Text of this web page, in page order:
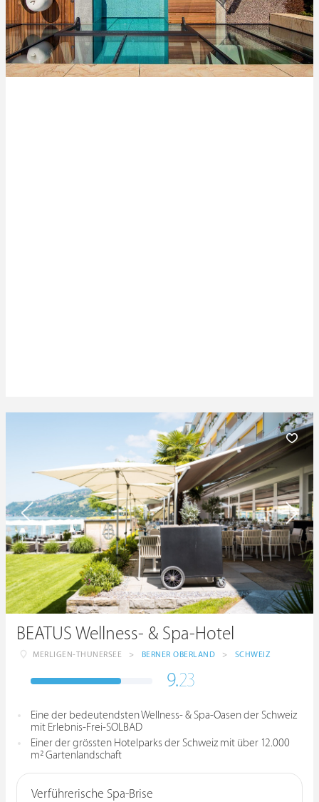
BEATUS Wellness- & Spa-Hotel
MERLIGEN-THUNERSEE > BERNER OBERLAND > SCHWEIZ
9.23
Eine der bedeutendsten Wellness- & Spa-Oasen der Schweiz
mit Erlebnis-Frei-SOLBAD
Einer der grössten Hotelparks der Schweiz mit über 12.000
m² Gartenlandschaft
Verführerische Spa-Brise